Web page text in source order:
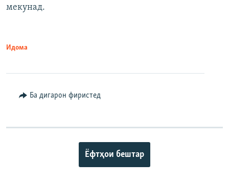
мекунад.
Идома
Ба дигарон фиристед
Ёфтҳои бештар